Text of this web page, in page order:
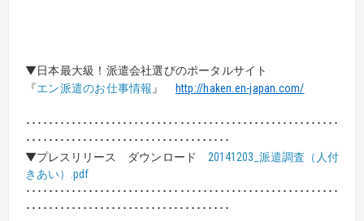
▼日本最大級！派遣会社選びのポータルサイト
『エン派遣のお仕事情報 』 http://haken.en-japan.com/
･･･････････････････････････････････････････････････････
････････････････････････････････････
▼プレスリリース ダウンロード 20141203_派遣調査（人付
きあい）.pdf
･･･････････････････････････････････････････････････････
････････････････････････････････････